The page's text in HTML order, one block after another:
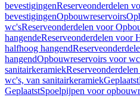
bevestigingenReserveonderdelen
bevestigingenOpbouwreservoirs
wc'sReserveonderdelen voor
hangendeReserveonderdelen voor
halfhoog hangend
hangendOpbouwreservoirs voor
sanitairkeramiek
wc's, van sanitairkeramiekGeplaatst
GeplaatstSpoelpijpen voor